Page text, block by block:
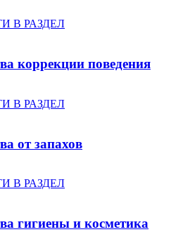
В РАЗДЕЛ
коррекции поведения
В РАЗДЕЛ
от запахов
В РАЗДЕЛ
гигиены и косметика